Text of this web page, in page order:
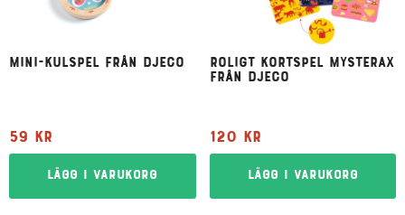
Mini-kulspel från Djeco
59 kr
Lägg i varukorg
Roligt kortspel Mysterax
från Djeco
120 kr
Lägg i varukorg